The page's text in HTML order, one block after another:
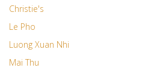
Christie's
Le Pho
Luong Xuan Nhi
Mai Thu